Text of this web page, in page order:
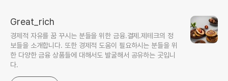
Great_rich
경제적 자유를 꿈 꾸시는 분들을 위한 금융.결제.제테크의 정
보들을 소개합니다. 또한 경제적 도움이 필요하시는 분들을 위
한 다양한 금융 상품들에 대해서도 발굴해서 공유하는 곳입니
다.